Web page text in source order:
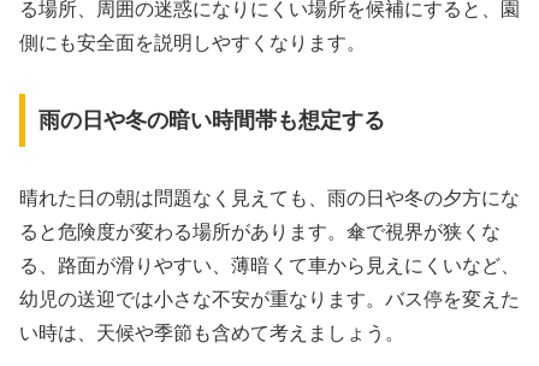
る場所、周囲の迷惑になりにくい場所を候補にすると、園
側にも安全面を説明しやすくなります。
雨の日や冬の暗い時間帯も想定する
晴れた日の朝は問題なく見えても、雨の日や冬の夕方にな
ると危険度が変わる場所があります。傘で視界が狭くな
る、路面が滑りやすい、薄暗くて車から見えにくいなど、
幼児の送迎では小さな不安が重なります。バス停を変えた
い時は、天候や季節も含めて考えましょう。